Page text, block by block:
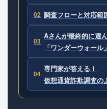
02 調査フローと対応範
03
Aさんが最終的に選
「ワンダーウォール」
04
専門家が答える！
仮想通貨詐欺調査の